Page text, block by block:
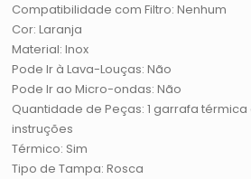
Compatibilidade com Filtro: Nenhum
Cor: Laranja
Material: Inox
Pode Ir à Lava-Louças: Não
Pode Ir ao Micro-ondas: Não
Quantidade de Peças: 1 garrafa térmica
instruções
Térmico: Sim
Tipo de Tampa: Rosca